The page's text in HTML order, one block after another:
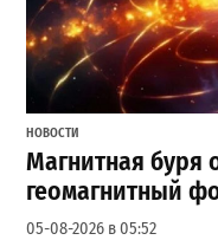
НОВОСТИ
Магнитная буря
геомагнитный
05-08-2026 в 05:52